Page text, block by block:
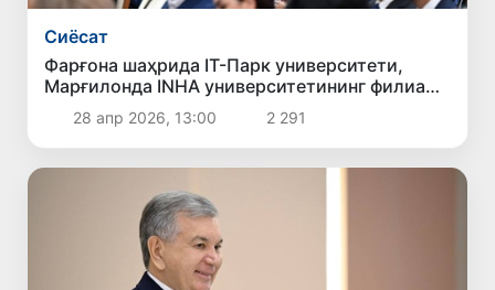
Сиёсат
Фарғона шаҳрида IT-Парк университети,
Марғилонда INHA университетининг филиали
очилади
28 апр 2026, 13:00 2 291